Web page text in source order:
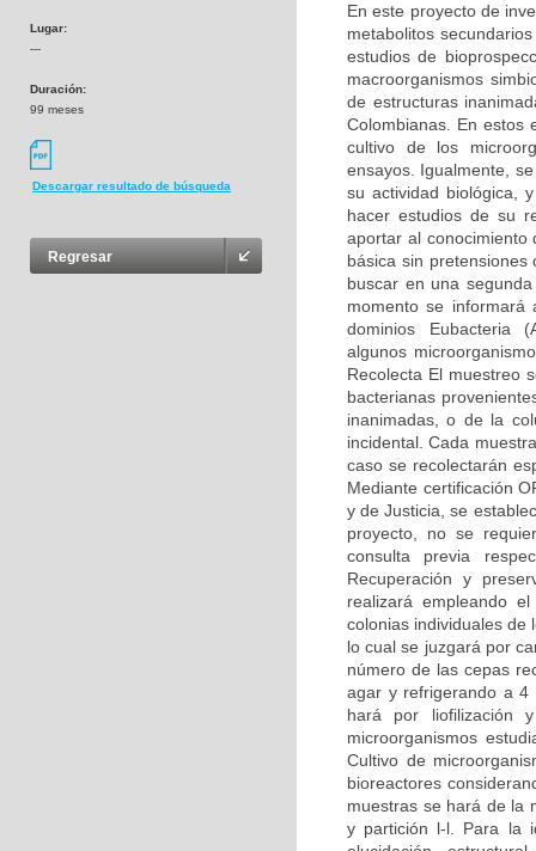
Lugar:
---
Duración:
99 meses
Descargar resultado de búsqueda
Regresar
En este proyecto de
metabolitos
estudios de
macroorganismos
de estructuras
Colombianas. En estos
cultivo de los
ensayos. Igualmente,
su actividad biológica,
hacer estudios de su
aportar al conocimiento
básica sin
buscar en una
momento se informará
dominios Eubacteria
algunos
Recolecta El muestreo
bacterianas
inanimadas, o de la
incidental. Cada
caso se recolectarán
Mediante certificación
y de Justicia, se
proyecto, no se
consulta previa
Recuperación y
realizará empleando
colonias individuales de
lo cual se juzgará por
número de las cepas
agar y refrigerando a 4
hará por liofilización
microorganismos
Cultivo de
bioreactores
muestras se hará de la
y partición l-l. Para la